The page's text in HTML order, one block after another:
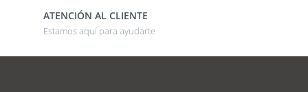
ATENCIÓN AL CLIENTE
Estamos aquí para ayudarte